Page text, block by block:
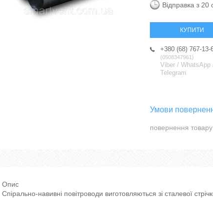
Відправка з 20
КУПИТИ
+380 (68) 767-13-
0508347961
Viber / WhatsApp
Telegram
повернення
Опис
Спірально-навивні повітроводи виготовляються зі сталевої